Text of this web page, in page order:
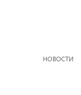
НОВОСТИ